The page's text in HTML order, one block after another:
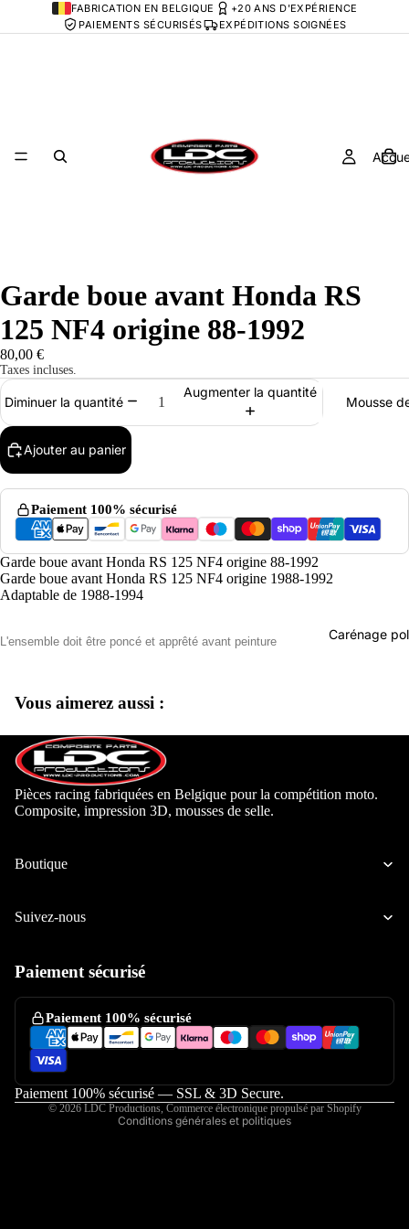
FABRICATION EN BELGIQUE
+20 ANS D'EXPÉRIENCE
PAIEMENTS SÉCURISÉS
EXPÉDITIONS SOIGNÉES
Mousse
Carénage
Beon
Yamaha
Pocket-
RS
Rimar
Garde boue avant Honda RS
125 NF4 origine 88-1992
80,00 €
Taxes incluses.
Diminuer la quantité
Augmenter la quantité
Ajouter au panier
Paiement 100% sécurisé
Garde boue avant Honda RS 125 NF4 origine 88-1992
Garde boue avant Honda RS 125 NF4 origine 1988-1992
Adaptable de 1988-1994
L'ensemble doit être poncé et apprêté avant peinture
Vous aimerez aussi :
Pièces racing fabriquées en Belgique pour la compétition moto.
Composite, impression 3D, mousses de selle.
Boutique
Suivez-nous
Paiement sécurisé
Paiement 100% sécurisé
Paiement 100% sécurisé — SSL & 3D Secure.
© 2026 LDC Productions, Commerce électronique propulsé par Shopify
Conditions générales et politiques
Politique de remboursement
Conditions d’utilisation
Mentions légales
Coordonnées